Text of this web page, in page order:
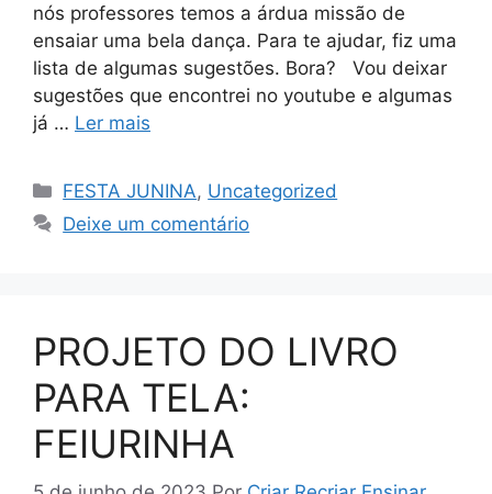
nós professores temos a árdua missão de
ensaiar uma bela dança. Para te ajudar, fiz uma
lista de algumas sugestões. Bora? Vou deixar
sugestões que encontrei no youtube e algumas
já … Ler mais
FESTA JUNINA, Uncategorized
Deixe um comentário
PROJETO DO LIVRO
PARA TELA:
FEIURINHA